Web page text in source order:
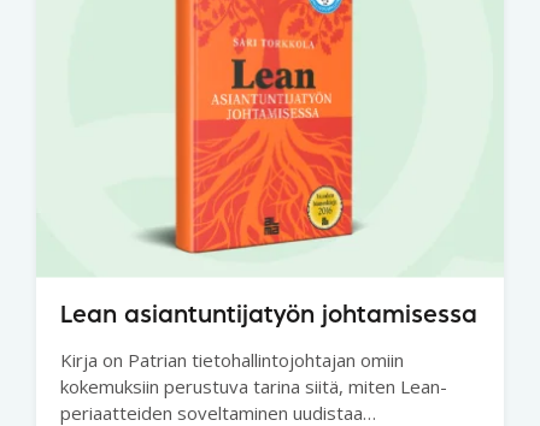
Lean asiantuntijatyön johtamisessa
Kirja on Patrian tietohallintojohtajan omiin
kokemuksiin perustuva tarina siitä, miten Lean-
periaatteiden soveltaminen uudistaa